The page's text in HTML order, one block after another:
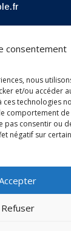
consentement
nous
et/ou accéder
ces technologies
comportement de
pas consentir ou
négatif sur
Refuser